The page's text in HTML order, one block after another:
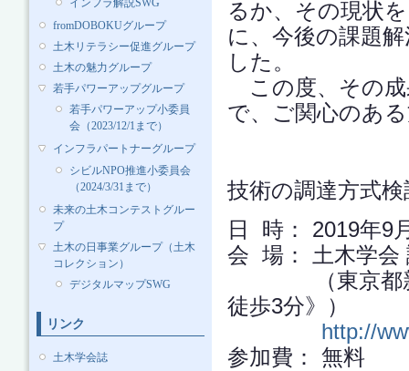
インフラ解説SWG
fromDOBOKUグループ
土木リテラシー促進グループ
土木の魅力グループ
若手パワーアップグループ
若手パワーアップ小委員
会（2023/12/1まで）
インフラパートナーグループ
シビルNPO推進小委員会
（2024/3/31まで）
未来の土木コンテストグルー
プ
土木の日事業グループ（土木
コレクション）
デジタルマップSWG
リンク
土木学会誌
るか、その現状
に、今後の課題
した。
この度、その成
で、ご関心のあ
技術の調達方式
日 時： 2019年9
会 場： 土木学会
（東京都新宿
徒歩3分》）
http://
参加費： 無料